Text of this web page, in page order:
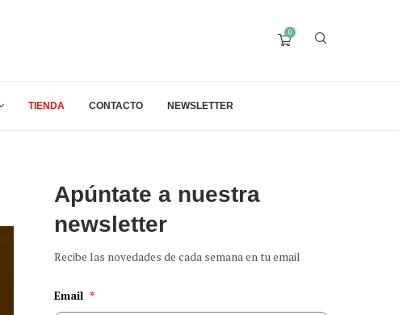
0
TIENDA CONTACTO NEWSLETTER
Apúntate a nuestra
newsletter
Recibe las novedades de cada semana en tu email
Email *